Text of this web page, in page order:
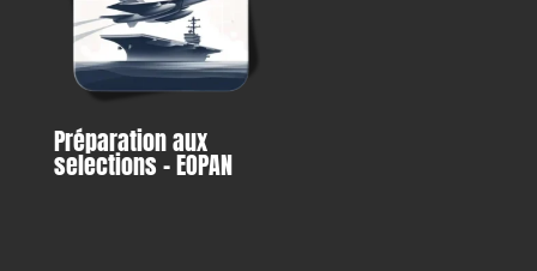
Préparation aux
selections – EOPAN